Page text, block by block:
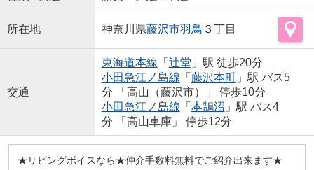
所在地 神奈川県藤沢市羽鳥 ３丁目
交通
東海道本線 「 辻堂 」駅 徒歩20分
小田急江ノ島線 「 藤沢本町」駅 バス5
分 「高山（藤沢市）」 停歩10分
小田急江ノ島線 「 本鵠沼 」駅 バス4
分 「高山車庫」 停歩12分
★リビングボイスなら★仲介手数料無料でご紹介出来ます★